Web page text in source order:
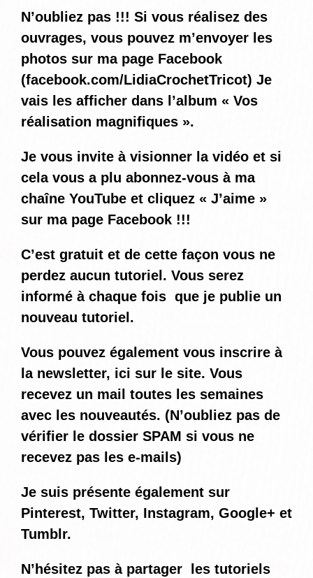
N’oubliez pas !!! Si vous réalisez des
ouvrages, vous pouvez m’envoyer les
photos sur ma page Facebook
(facebook.com/LidiaCrochetTricot) Je
vais les afficher dans l’album « Vos
réalisation magnifiques ».
Je vous invite à visionner la vidéo et si
cela vous a plu abonnez-vous à ma
chaîne YouTube et cliquez « J’aime »
sur ma page Facebook !!!
C’est gratuit et de cette façon vous ne
perdez aucun tutoriel. Vous serez
informé à chaque fois que je publie un
nouveau tutoriel.
Vous pouvez également vous inscrire à
la newsletter, ici sur le site. Vous
recevez un mail toutes les semaines
avec les nouveautés. (N’oubliez pas de
vérifier le dossier SPAM si vous ne
recevez pas les e-mails)
Je suis présente également sur
Pinterest, Twitter, Instagram, Google+ et
Tumblr.
N’hésitez pas à partager les tutoriels